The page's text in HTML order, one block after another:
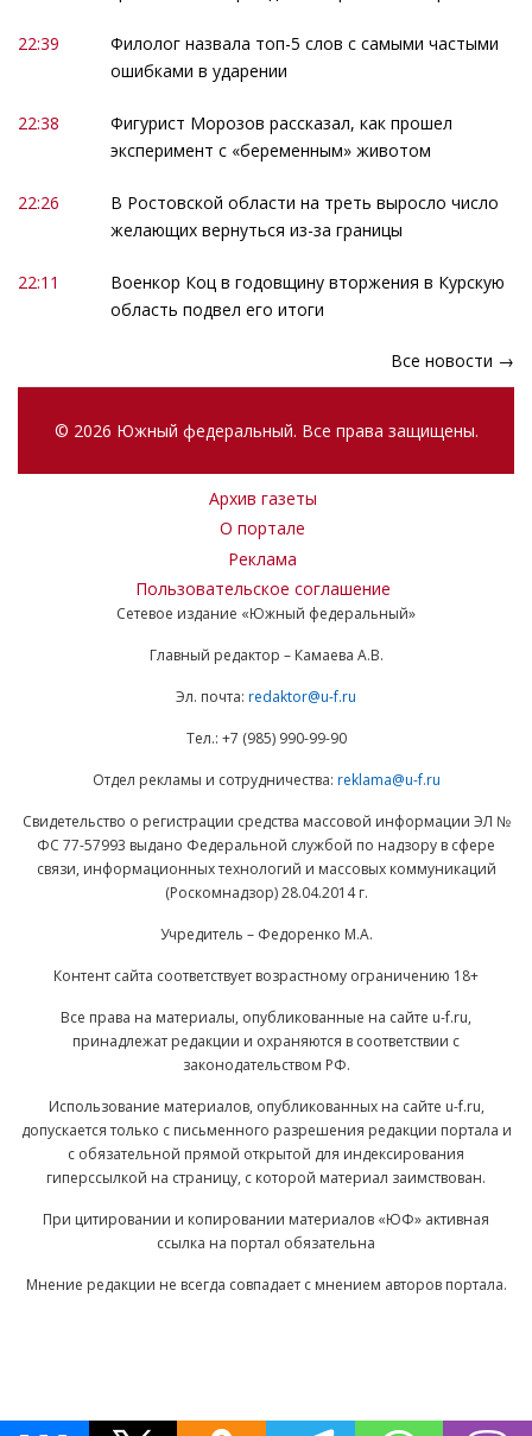
22:39
Филолог назвала топ-5 слов с самыми частыми
ошибками в ударении
22:38
Фигурист Морозов рассказал, как прошел
эксперимент с «беременным» животом
22:26
В Ростовской области на треть выросло число
желающих вернуться из-за границы
22:11
Военкор Коц в годовщину вторжения в Курскую
область подвел его итоги
Все новости →
© 2026 Южный федеральный. Все права защищены.
Архив газеты
О портале
Реклама
Пользовательское соглашение
Сетевое издание «Южный федеральный»
Главный редактор – Камаева А.В.
Эл. почта: redaktor@u-f.ru
Тел.: +7 (985) 990-99-90
Отдел рекламы и сотрудничества: reklama@u-f.ru
Свидетельство о регистрации средства массовой информации ЭЛ №
ФС 77-57993 выдано Федеральной службой по надзору в сфере
связи, информационных технологий и массовых коммуникаций
(Роскомнадзор) 28.04.2014 г.
Учредитель – Федоренко М.А.
Контент сайта соответствует возрастному ограничению 18+
Все права на материалы, опубликованные на сайте u-f.ru,
принадлежат редакции и охраняются в соответствии с
законодательством РФ.
Использование материалов, опубликованных на сайте u-f.ru,
допускается только с письменного разрешения редакции портала и
с обязательной прямой открытой для индексирования
гиперссылкой на страницу, с которой материал заимствован.
При цитировании и копировании материалов «ЮФ» активная
ссылка на портал обязательна
Мнение редакции не всегда совпадает с мнением авторов портала.